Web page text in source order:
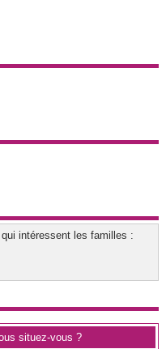
intéressent les familles :
situez-vous ?